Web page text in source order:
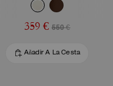
359 € 550 €
Añadir A La Cesta